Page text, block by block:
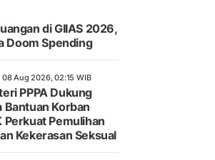
di GIIAS 2026,
Doom Spending
08 Aug 2026, 02:15 WIB
PPPA Dukung
Bantuan Korban
Perkuat Pemulihan
Kekerasan Seksual